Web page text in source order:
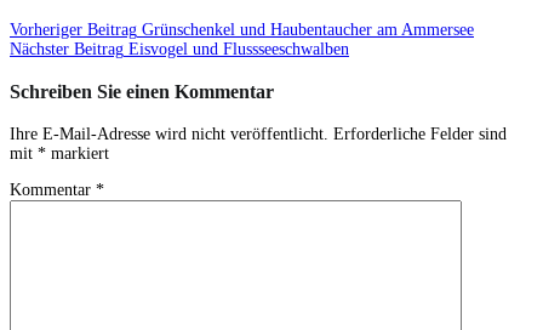
Vorheriger Beitrag Grünschenkel und Haubentaucher am Ammersee
Nächster Beitrag Eisvogel und Flussseeschwalben
Schreiben Sie einen Kommentar
Ihre E-Mail-Adresse wird nicht veröffentlicht. Erforderliche Felder sind
mit * markiert
Kommentar *